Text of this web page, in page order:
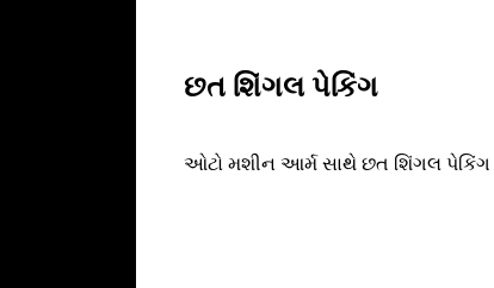
છત શિંગલ પેકિંગ
ઓટો મશીન આર્મ સાથે છત શિંગલ પેકિંગ